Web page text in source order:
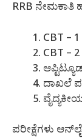
RRB
CBT –
CBT –
ದಾಖಲೆ
ಪರೀಕ್ಷೆಗಳು